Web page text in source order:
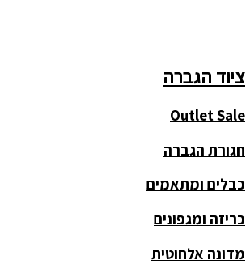
ציוד הגברה
Outlet Sale
חגורת הגברה
כבלים ומתאמים
כריזה ומגפונים
מדונה אלחוטית